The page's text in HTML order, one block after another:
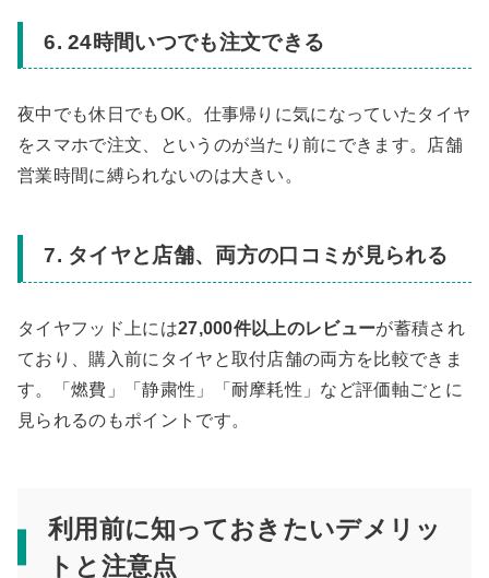
6. 24時間いつでも注文できる
夜中でも休日でもOK。仕事帰りに気になっていたタイヤ
をスマホで注文、というのが当たり前にできます。店舗
営業時間に縛られないのは大きい。
7. タイヤと店舗、両方の口コミが見られる
タイヤフッド上には27,000件以上のレビューが蓄積され
ており、購入前にタイヤと取付店舗の両方を比較できま
す。「燃費」「静粛性」「耐摩耗性」など評価軸ごとに
見られるのもポイントです。
利用前に知っておきたいデメリッ
トと注意点